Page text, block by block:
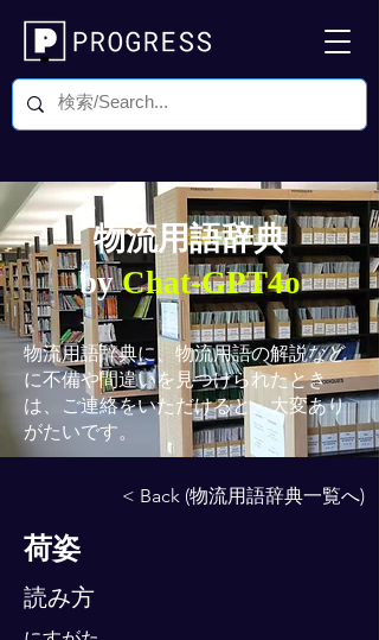
物流用語辞典
byChat-GPT4o
物流用語辞典に、物流用語の解説など
に不備や間違いを見つけられたとき
は、ご連絡をいただけると、大変あり
がたいです。
< Back (物流用語辞典一覧へ)
荷姿
読み方